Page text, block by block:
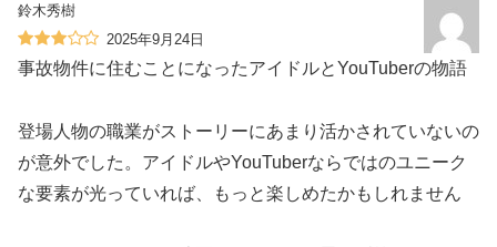
鈴木秀樹
2025年9月24日
事故物件に住むことになったアイドルとYouTuberの物語
登場人物の職業がストーリーにあまり活かされていないの
が意外でした。アイドルやYouTuberならではのユニーク
な要素が光っていれば、もっと楽しめたかもしれません